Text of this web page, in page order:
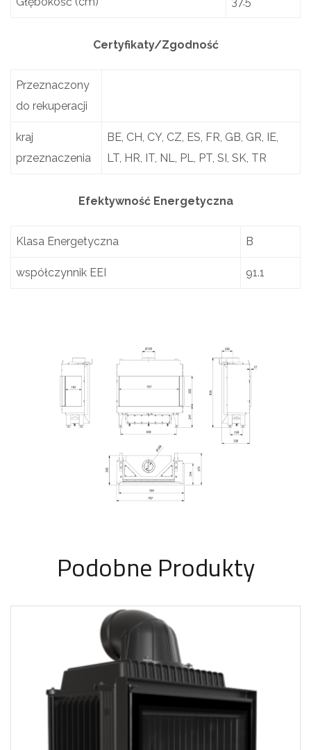
Certyfikaty/Zgodność
Przeznaczony
do rekuperacji
kraj
przeznaczenia
BE, CH, CY, CZ, ES, FR, GB, GR, IE,
LT, HR, IT, NL, PL, PT, SI, SK, TR
Efektywność Energetyczna
Klasa Energetyczna B
współczynnik EEI 91.1
Podobne Produkty